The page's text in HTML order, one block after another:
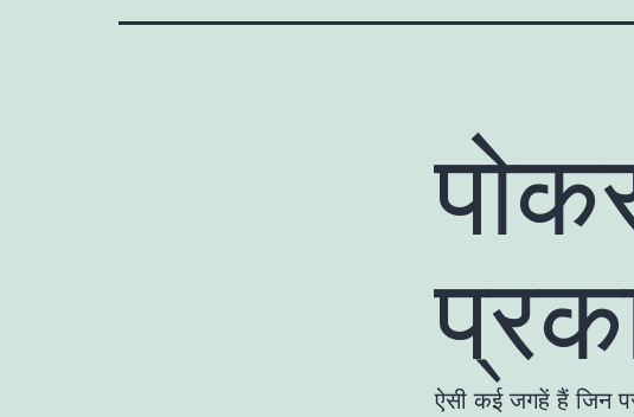
ऐसी कई जगहें हैं जिन